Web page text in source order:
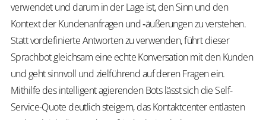
verwendet und darum in der Lage ist, den Sinn und den
Kontext der Kundenanfragen und ‑äußerungen zu verstehen.
Statt vordefinierte Antworten zu verwenden, führt dieser
Sprachbot gleichsam eine echte Konversation mit den Kunden
und geht sinnvoll und zielführend auf deren Fragen ein.
Mithilfe des intelligent agierenden Bots lässt sich die Self-
Service-Quote deutlich steigern, das Kontaktcenter entlasten